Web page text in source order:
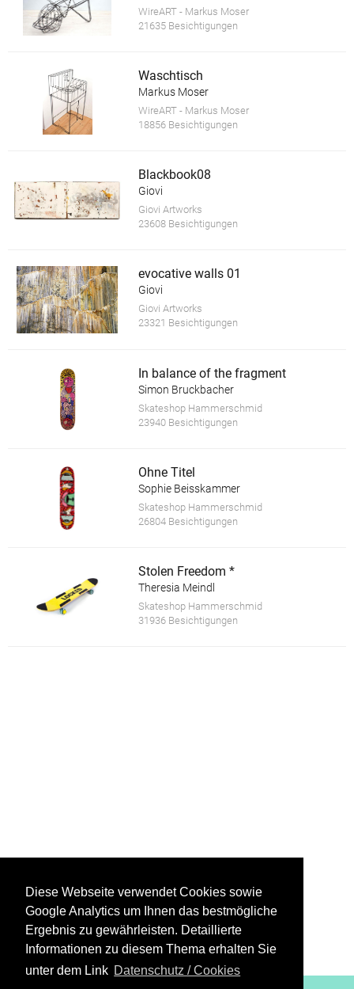
Diese Webseite verwendet Cookies sowie
Google Analytics um Ihnen das bestmögliche
Ergebnis zu gewährleisten. Detaillierte
Informationen zu diesem Thema erhalten Sie
unter dem Link Datenschutz / Cookies
WireART - Markus Moser
21635 Besichtigungen
Waschtisch
Markus Moser
WireART - Markus Moser
18856 Besichtigungen
Blackbook08
Giovi
Giovi Artworks
23608 Besichtigungen
evocative walls 01
Giovi
Giovi Artworks
23321 Besichtigungen
In balance of the fragment
Simon Bruckbacher
Skateshop Hammerschmid
23940 Besichtigungen
Ohne Titel
Sophie Beisskammer
Skateshop Hammerschmid
26804 Besichtigungen
Stolen Freedom *
Theresia Meindl
Skateshop Hammerschmid
31936 Besichtigungen